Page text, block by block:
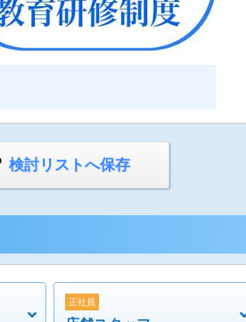
検討リストへ保存
正社員